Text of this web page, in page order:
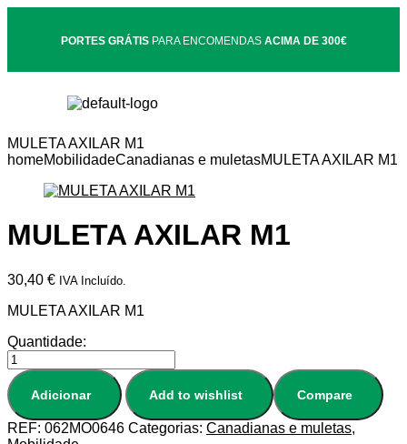
PORTES GRÁTISPARA ENCOMENDAS ACIMA DE 300€
MULETA AXILAR M1
homeMobilidadeCanadianas e muletasMULETA AXILAR M1
MULETA AXILAR M1
30,40 € IVA Incluído.
MULETA AXILAR M1
Quantidade:
Adicionar Add to wishlist Compare
REF: 062MO0646 Categorias: Canadianas e muletas,